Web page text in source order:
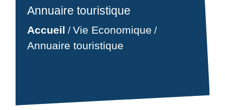
Annuaire touristique
Accueil /Vie Economique /
Annuaire touristique